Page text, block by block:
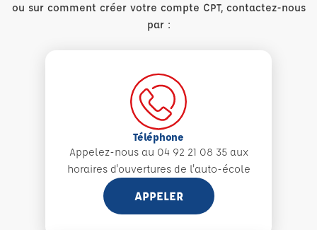
ou sur comment créer votre compte CPT, contactez-nous
par :
Téléphone
Appelez-nous au 04 92 21 08 35 aux
horaires d'ouvertures de l'auto-école
APPELER